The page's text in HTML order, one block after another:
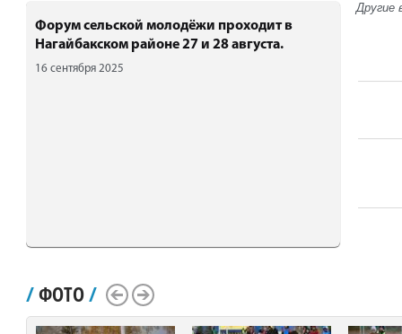
Форум сельской молодёжи проходит в
Нагайбакском районе 27 и 28 августа.
16 сентября 2025
Другие
/ФОТО/